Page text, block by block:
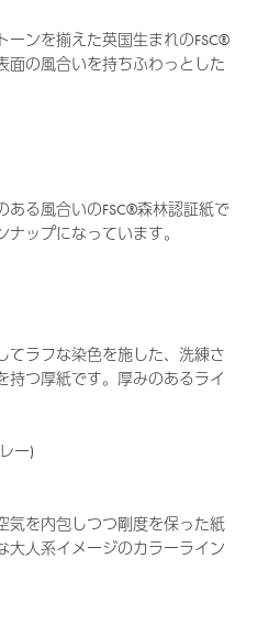
ーンを揃えた英国生まれのFSC®
面の風合いを持ちふわっとした
ある風合いのFSC®森林認証紙で
ップになっています。
てラフな染色を施した、洗練さ
持つ厚紙です。厚みのあるライ
ー)
気を内包しつつ剛度を保った紙
大人系イメージのカラーライン